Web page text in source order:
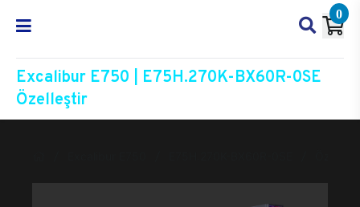
0
Excalibur E750 | E75H.270K-BX60R-0SE
Özelleştir